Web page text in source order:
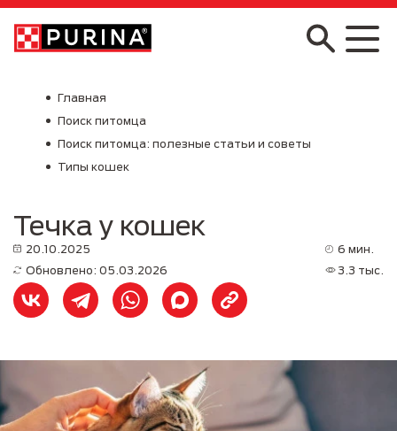
Skip to main content
Главная
Поиск питомца
Поиск питомца: полезные статьи и советы
Типы кошек
Течка у кошек
20.10.2025
6 мин.
Обновлено: 05.03.2026
3.3 тыс.